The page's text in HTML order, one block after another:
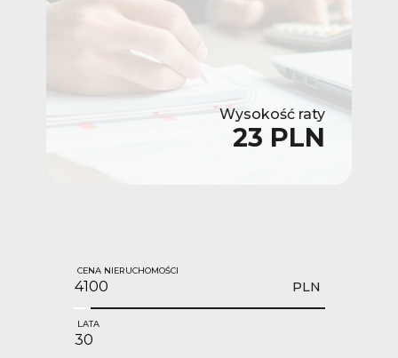
Wysokość raty
23 PLN
CENA NIERUCHOMOŚCI
PLN
LATA